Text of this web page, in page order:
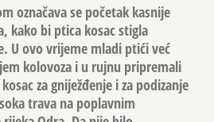
označava se početak kasnije
kako bi ptica kosac stigla
U ovo vrijeme mladi ptići već
kolovoza i u rujnu pripremali
za gniježđenje i za podizanje
trava na poplavnim